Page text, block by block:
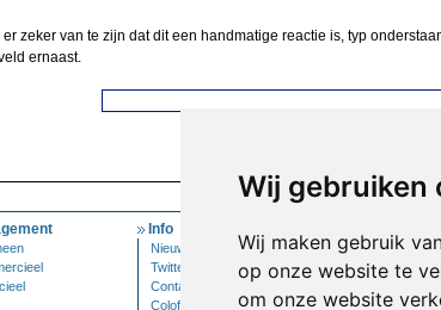
Wij gebruiken
Wij maken gebruik
op onze website te
om onze website
zeker van te zijn dat dit een handmatige reactie is, typ
ernaast.
Info
Nieuwsbrief
Twitter
Contact
Colofon
Inloggen